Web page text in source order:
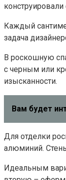
Каждый
задача
В роскошную
с черным или
изысканности.
Вам будет
Для отделки
алюминий.
Идеальным